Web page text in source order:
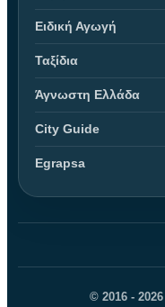
Ειδική Αγωγή
Ταξίδια
Άγνωστη Ελλάδα
City Guide
Egrapsa
© 2016 -